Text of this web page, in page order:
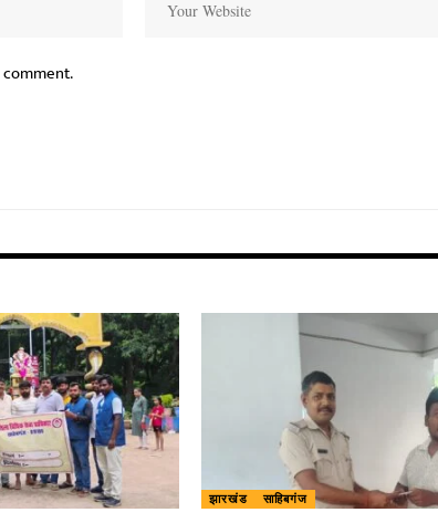
झारखंड साहिबगंज